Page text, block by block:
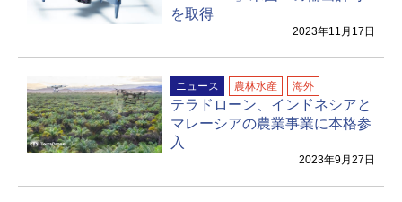
を取得
2023年11月17日
ニュース 農林水産 海外
テラドローン、インドネシアと
マレーシアの農業事業に本格参
入
2023年9月27日